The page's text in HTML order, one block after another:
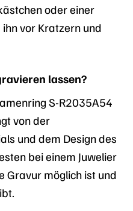
oder einer
vor Kratzern und
lassen?
S-R2035A54
von der
und dem Design des
bei einem Juwelier
Gravur möglich ist und